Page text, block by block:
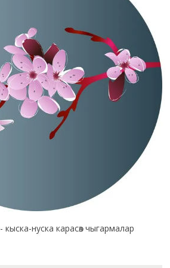
- кыска-нуска карасөз чыгармалар